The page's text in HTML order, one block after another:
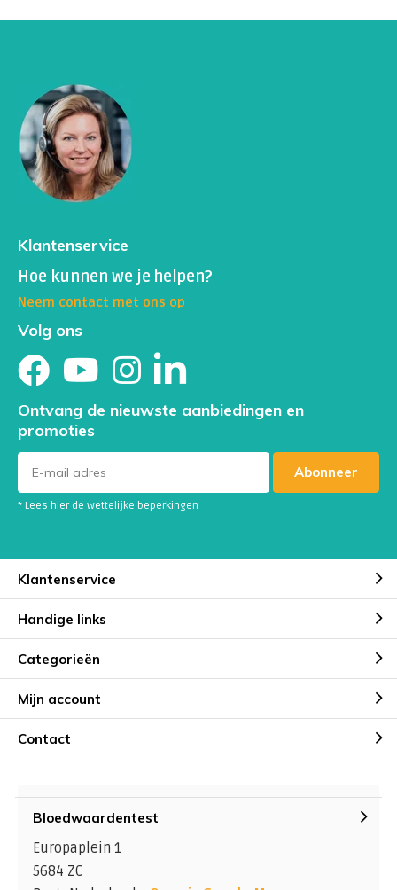
Klantenservice
Hoe kunnen we je helpen?
Neem contact met ons op
Volg ons
Ontvang de nieuwste aanbiedingen en
promoties
Abonneer
* Lees hier de wettelijke beperkingen
Klantenservice
Handige links
Categorieën
Mijn account
Contact
Bloedwaardentest
Europaplein 1
5684 ZC